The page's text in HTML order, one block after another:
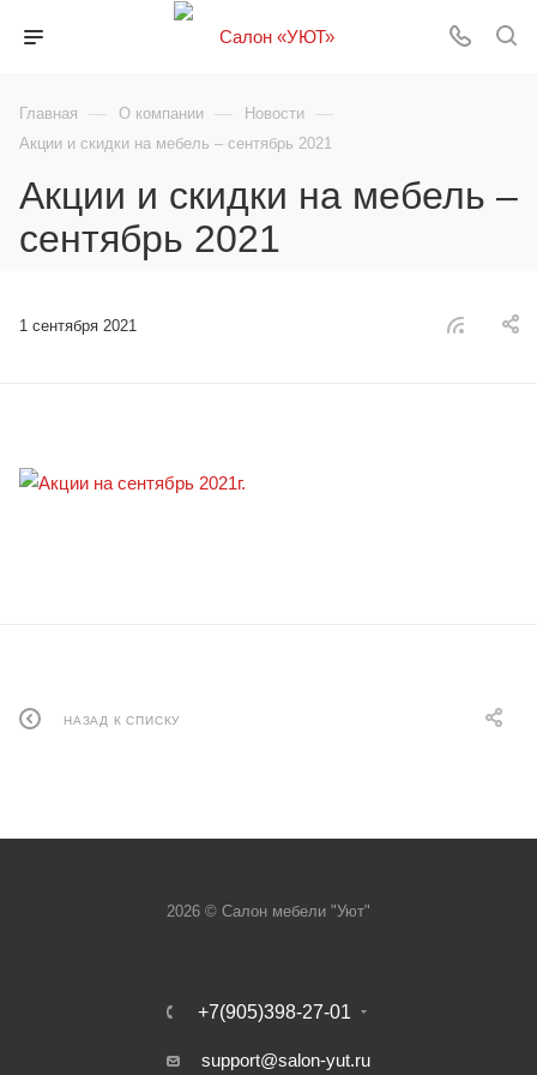
Главная — О компании — Новости —
Акции и скидки на мебель – сентябрь 2021
Акции и скидки на мебель –
сентябрь 2021
1 сентября 2021
НАЗАД К СПИСКУ
2026 © Салон мебели "Уют"
+7(905)398-27-01
support@salon-yut.ru